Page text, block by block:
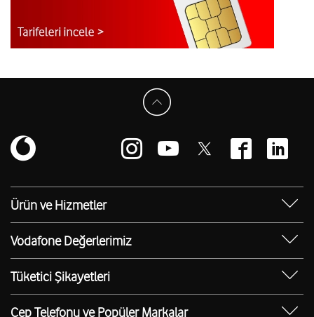
Ürün ve Hizmetler
Yanımda Uygulaması
Vodafone 4.5G
Toptan
TOBi
Vodafone Değerlerimiz
Sosyal Destek
Erişilebilir Mağazalar
Tüketici Şikayetleri
Şikayet Talebi Oluşturma/Takibi
Cep Telefonu ve Popüler Markalar